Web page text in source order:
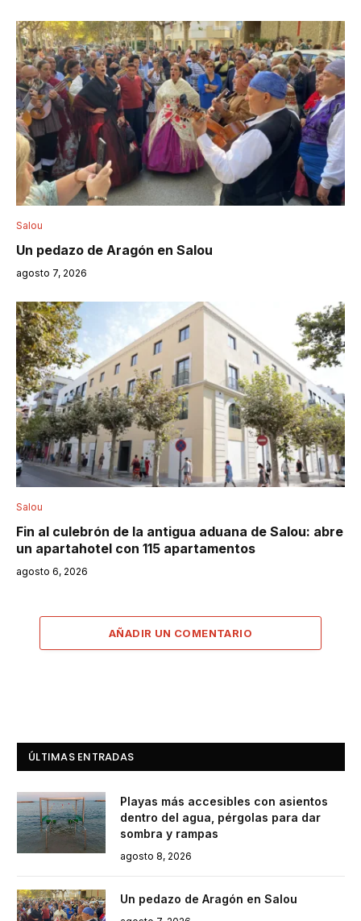
Salou
Un pedazo de Aragón en Salou
agosto 7, 2026
Salou
Fin al culebrón de la antigua aduana de Salou: abre
un apartahotel con 115 apartamentos
agosto 6, 2026
AÑADIR UN COMENTARIO
ÚLTIMAS ENTRADAS
Playas más accesibles con asientos
dentro del agua, pérgolas para dar
sombra y rampas
agosto 8, 2026
Un pedazo de Aragón en Salou